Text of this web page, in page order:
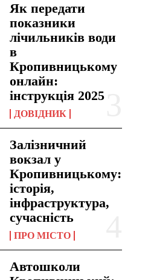
Як передати
показники
лічильників води
в
Кропивницькому
онлайн:
інструкція 2025
ДОВІДНИК
Залізничний
вокзал у
Кропивницькому:
історія,
інфраструктура,
сучасність
ПРО МІСТО
Автошколи